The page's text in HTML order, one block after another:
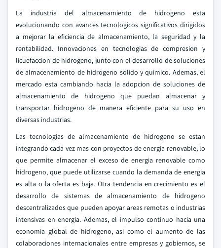
La industria del almacenamiento de hidrogeno esta
evolucionando con avances tecnologicos significativos dirigidos
a mejorar la eficiencia de almacenamiento, la seguridad y la
rentabilidad. Innovaciones en tecnologias de compresion y
licuefaccion de hidrogeno, junto con el desarrollo de soluciones
de almacenamiento de hidrogeno solido y quimico. Ademas, el
mercado esta cambiando hacia la adopcion de soluciones de
almacenamiento de hidrogeno que puedan almacenar y
transportar hidrogeno de manera eficiente para su uso en
diversas industrias.
Las tecnologias de almacenamiento de hidrogeno se estan
integrando cada vez mas con proyectos de energia renovable, lo
que permite almacenar el exceso de energia renovable como
hidrogeno, que puede utilizarse cuando la demanda de energia
es alta o la oferta es baja. Otra tendencia en crecimiento es el
desarrollo de sistemas de almacenamiento de hidrogeno
descentralizados que pueden apoyar areas remotas o industrias
intensivas en energia. Ademas, el impulso continuo hacia una
economia global de hidrogeno, asi como el aumento de las
colaboraciones internacionales entre empresas y gobiernos, se